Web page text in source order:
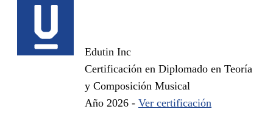
Edutin Inc
Certificación en Diplomado en Teoría
y Composición Musical
Año 2026 - Ver certificación